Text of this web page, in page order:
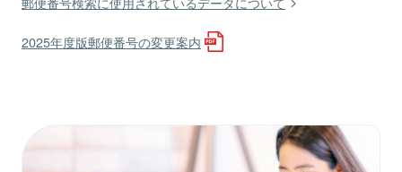
2025年度版郵便番号の変更案内